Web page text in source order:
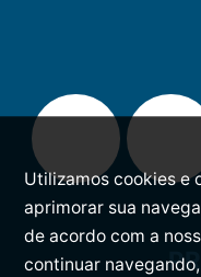
Utilizamos cookies e
aprimorar sua
de acordo com a
continuar